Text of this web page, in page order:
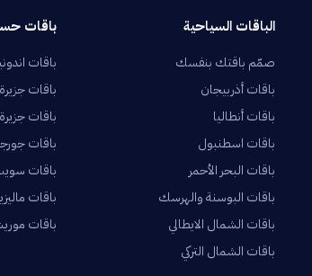
الباقات السياحية
صمّم باقتك بنفسك
باقات أذربيجان
باقات أنطاليا
باقات اسطنبول
باقات البحر الأحمر
باقات البوسنة والهرسك
باقات الشمال الايطالي
باقات الشمال التركي
باقات
باقات
باقات
باقات
باقات
باقات
باقات
باقات